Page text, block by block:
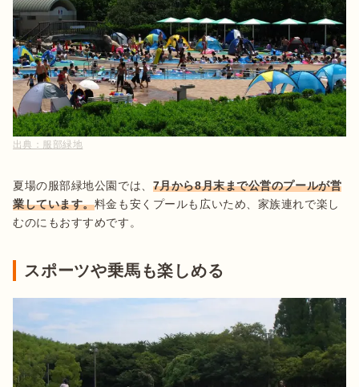
出典： 服部緑地
夏場の服部緑地公園では、 7月から8月末まで公営のプールが営
業しています。料金も安くプールも広いため、家族連れで楽し
むのにもおすすめです。
スポーツや乗馬も楽しめる